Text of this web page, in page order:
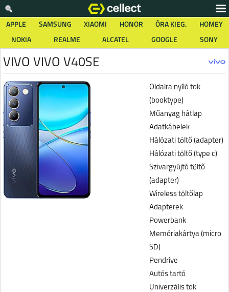
APPLE SAMSUNG XIAOMI HONOR ÓRA KIEG.
HOMEY
NOKIA
REALME ALCATEL GOOGLE SONY
VIVO VIVO V40SE
Oldalra nyíló tok
(booktype)
Műanyag hátlap
Adatkábelek
Hálózati töltő (adapter)
Hálózati töltő (type c)
Szivargyújtó töltő
(adapter)
Wireless töltőlap
Adapterek
Powerbank
Memóriakártya (micro
SD)
Pendrive
Autós tartó
Univerzális tok